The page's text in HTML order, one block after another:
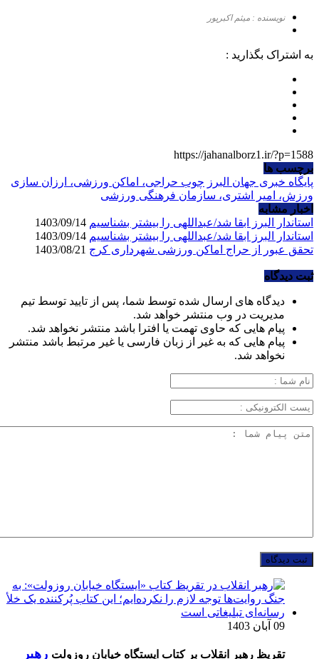
نویسنده : میثم اکبرپور
به اشتراک بگذارید :
https://jahanalborz1.ir/?p=1588
برچسب ها
پایگاه خبری جهان البرز چوب حراجی، اماکن ورزشی، ارزان سازی
ورزش، امیر اشتری، سازمان فرهنگی ورزشی
اخبار مشابه
استاندار البرز ابقا شد/عبداللهی را بیشتر بشناسیم
استاندار البرز ابقا شد/عبداللهی را بیشتر بشناسیم
تحقق عبور از حراج اماکن ورزشی شهرداری کرج
ثبت دیدگاه
دیدگاه های ارسال شده توسط شما، پس از تایید توسط تیم
مدیریت در وب منتشر خواهد شد.
پیام هایی که حاوی تهمت یا افترا باشد منتشر نخواهد شد.
پیام هایی که به غیر از زبان فارسی یا غیر مرتبط باشد منتشر
نخواهد شد.
09 آبان 1403
تقریظ رهبر انقلاب بر کتاب ایستگاه خیابان روزولت رهبر